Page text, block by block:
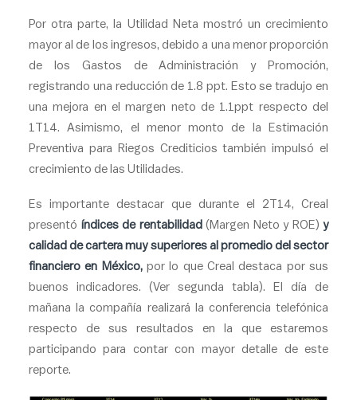
Por otra parte, la Utilidad Neta mostró un crecimiento
mayor al de los ingresos, debido a una menor proporción
de los Gastos de Administración y Promoción,
registrando una reducción de 1.8 ppt. Esto se tradujo en
una mejora en el margen neto de 1.1ppt respecto del
1T14. Asimismo, el menor monto de la Estimación
Preventiva para Riegos Crediticios también impulsó el
crecimiento de las Utilidades.
Es importante destacar que durante el 2T14, Creal
presentó índices de rentabilidad (Margen Neto y ROE) y
calidad de cartera muy superiores al promedio del sector
financiero en México, por lo que Creal destaca por sus
buenos indicadores. (Ver segunda tabla). El día de
mañana la compañía realizará la conferencia telefónica
respecto de sus resultados en la que estaremos
participando para contar con mayor detalle de este
reporte.